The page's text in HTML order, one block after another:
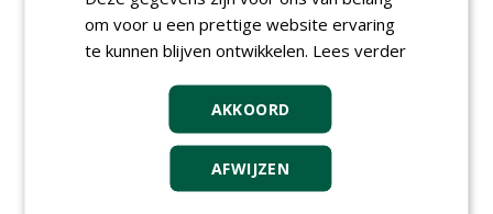
Academisch Ziekenhuis Maastricht gunt
onderhoud terreinen MUMC+ aan Jonkers
Hoveniers, Dolmans Landscaping Group en
dinsdag 4 augustus 2026
Provincie Drenthe gunt bestek 1879;
onderhoud bomen en beplantingen 2026,
provincie Drenthe aan Den Held
om voor u een prettige website ervaring
te kunnen blijven ontwikkelen. Lees verder
AKKOORD
AFWIJZEN